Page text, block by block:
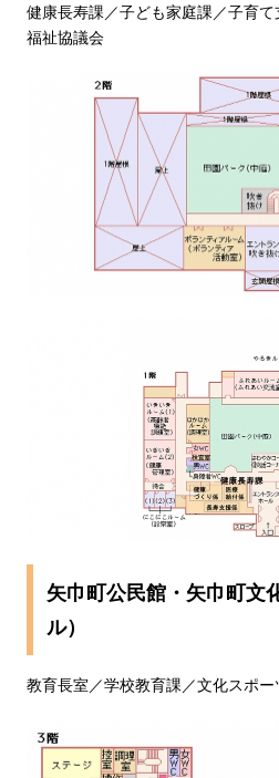
健康長寿課／子ども家庭課 ／子育
福祉協議会
矢巾町公民館・矢巾町文
ル）
教育長室／学校教育課／文化スポー